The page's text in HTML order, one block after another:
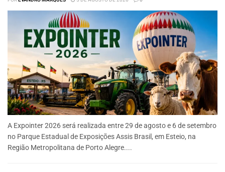
A Expointer 2026 será realizada entre 29 de agosto e 6 de setembro
no Parque Estadual de Exposições Assis Brasil, em Esteio, na
Região Metropolitana de Porto Alegre....